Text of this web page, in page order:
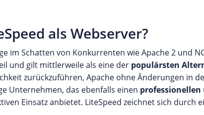
als Webserver?
im Schatten von Konkurrenten wie Apache 2 und
und gilt mittlerweile als eine der populärsten
zurückzuführen, Apache ohne Änderungen in
Unternehmen, das ebenfalls einen
Einsatz anbietet. LiteSpeed zeichnet sich durch